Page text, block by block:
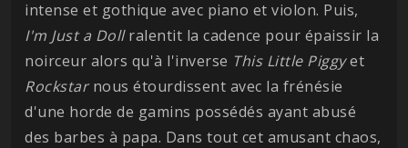
intense et gothique avec piano et violon. Puis,
I'm Just a Dollralentit la cadence pour épaissir la
noirceur alors qu'à l'inverse This Little Piggyet
Rockstarnous étourdissent avec la frénésie
d'une horde de gamins possédés ayant abusé
des barbes à papa. Dans tout cet amusant chaos,